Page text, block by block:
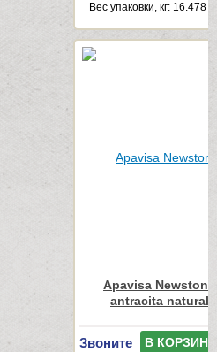
Веc упаковки, кг: 16.478
Apavisa
antracita natural
Звоните В КОРЗИНУ